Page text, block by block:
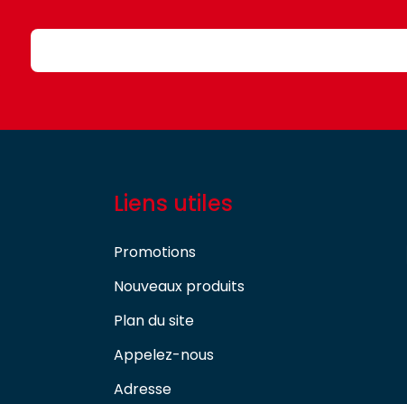
Liens utiles
Promotions
Nouveaux produits
Plan du site
Appelez-nous
Adresse